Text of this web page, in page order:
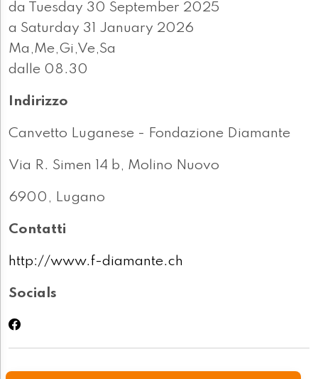
da Tuesday 30 September 2025
a Saturday 31 January 2026
Ma,Me,Gi,Ve,Sa
dalle 08.30
Indirizzo
Canvetto Luganese - Fondazione Diamante
Via R. Simen 14 b, Molino Nuovo
6900, Lugano
Contatti
http://www.f-diamante.ch
Socials